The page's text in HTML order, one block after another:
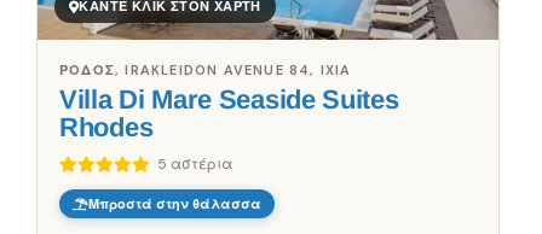
ΚΆΝΤΕ ΚΛΙΚ ΣΤΟΝ ΧΆΡΤΗ
Villa Di Mare Seaside Suites
Rhodes
5 αστέρια
ΡΌΔΟΣ, IRAKLEIDON AVENUE 84, IXIA
Μπροστά στην θάλασσα